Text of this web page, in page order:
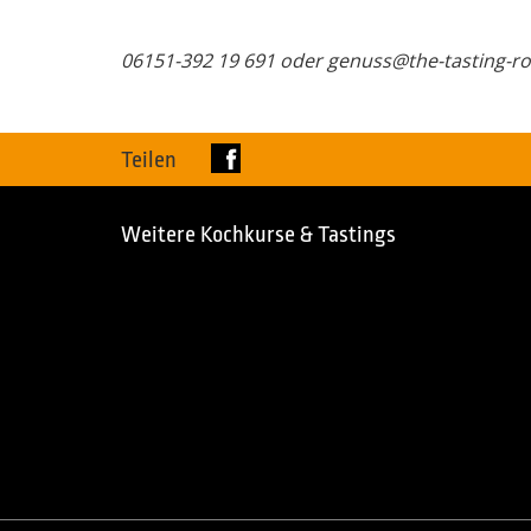
06151-392 19 691 oder genuss@the-tasting-
Teilen
Weitere Kochkurse & Tastings